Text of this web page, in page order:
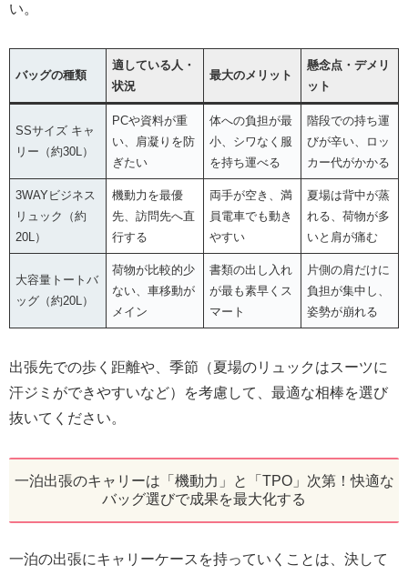
い。
バッグの種類
適している人・
状況
最大のメリット
懸念点・デメリ
ット
SSサイズ キャ
リー（約30L）
PCや資料が重
い、肩凝りを防
ぎたい
体への負担が最
小、シワなく服
を持ち運べる
階段での持ち運
びが辛い、ロッ
カー代がかかる
3WAYビジネス
リュック（約
20L）
機動力を最優
先、訪問先へ直
行する
両手が空き、満
員電車でも動き
やすい
夏場は背中が蒸
れる、荷物が多
いと肩が痛む
大容量トートバ
ッグ（約20L）
荷物が比較的少
ない、車移動が
メイン
書類の出し入れ
が最も素早くス
マート
片側の肩だけに
負担が集中し、
姿勢が崩れる
出張先での歩く距離や、季節（夏場のリュックはスーツに
汗ジミができやすいなど）を考慮して、最適な相棒を選び
抜いてください。
一泊出張のキャリーは「機動力」と「TPO」次第！快適な
バッグ選びで成果を最大化する
一泊の出張にキャリーケースを持っていくことは、決して